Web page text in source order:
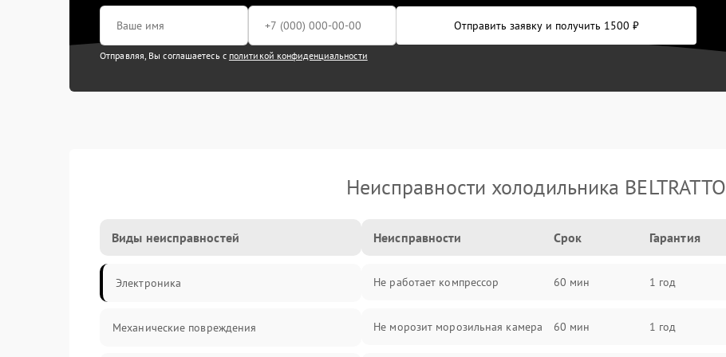
Отправить заявку и получить 1500 ₽
Отправляя, Вы соглашаетесь с политикой конфиденциальности
Неисправности холодильника BELTRATTO
Виды неисправностей
Электроника
Механические повреждения
Неисправности Срок Гарантия
Не работает компрессор 60 мин 1 год
Не морозит морозильная камера 60 мин 1 год